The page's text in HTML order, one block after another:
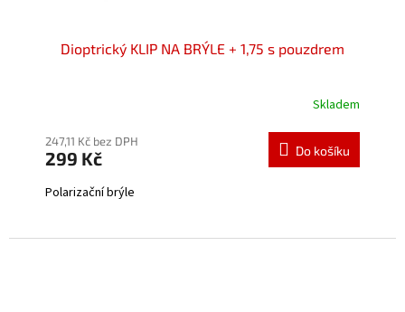
Dioptrický KLIP NA BRÝLE + 1,75 s pouzdrem
produktu
je
z
Skladem
247,11 Kč bez DPH
299 Kč Do košíku
Polarizační brýle